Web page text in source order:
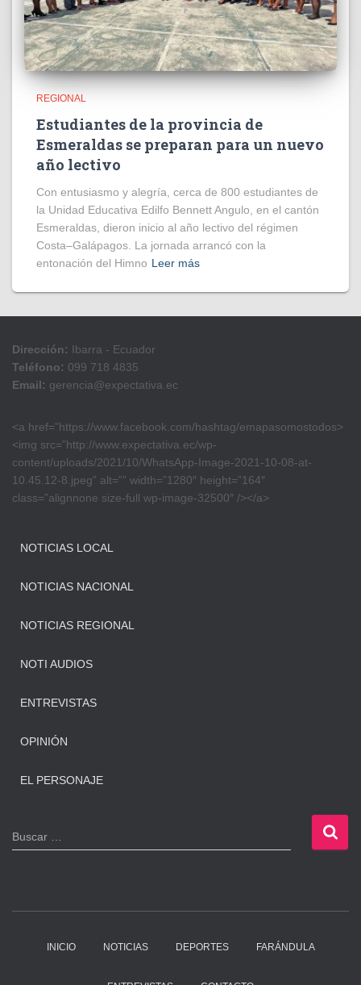
REGIONAL
Estudiantes de la provincia de
Esmeraldas se preparan para un nuevo
año lectivo
Con entusiasmo y alegría, cerca de 800 estudiantes de
la Unidad Educativa Edilfo Bennett Angulo, en el cantón
Esmeraldas, dieron inicio al año lectivo del régimen
Costa–Galápagos. La jornada arrancó con la
entonación del Himno Leer más
Dirección: Ibarra - Ecuador
Teléfono: 099 718 4835
Email: gerencia@expectativa.ec
<a href=”https://www.facebook.com/hashtag/emapasomostodos>
<img src=”http://www.expectativa.ec/wp-
content/uploads/2021/10/WhatsApp-Image-2021-10-08-at-
10.45.12-8.jpeg” alt=”” width=”1280″ height=”164″
class=”alignnone size-full wp-image-32500″ /></a>
NOTICIAS LOCAL
NOTICIAS NACIONAL
NOTICIAS REGIONAL
NOTI AUDIOS
ENTREVISTAS
OPINIÓN
EL PERSONAJE
B
u
Buscar …
INICIO NOTICIAS DEPORTES FARÁNDULA